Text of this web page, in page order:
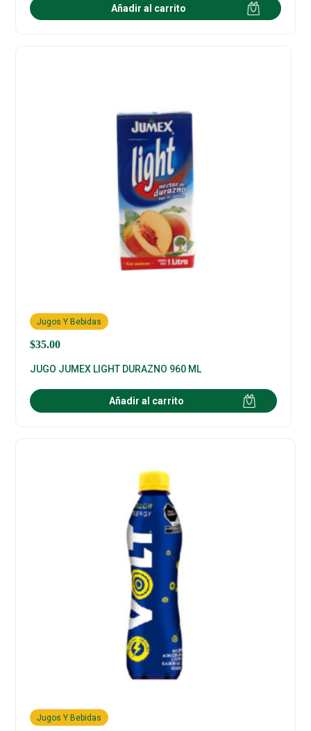
Añadir al carrito
$35.00
Jugos Y Bebidas
JUGO JUMEX LIGHT DURAZNO 960 ML
Añadir al carrito
Jugos Y Bebidas